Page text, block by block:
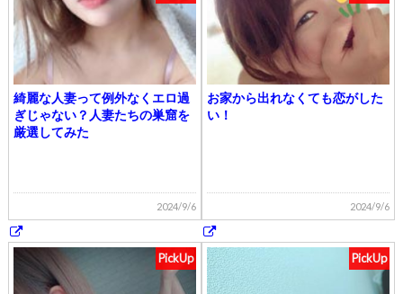
綺麗な人妻って例外なくエロ過
ぎじゃない？人妻たちの巣窟を
厳選してみた
2024/9/6
お家から出れなくても恋がした
い！
2024/9/6
PickUp PickUp